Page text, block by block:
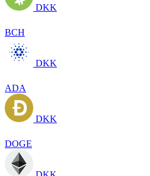
DKK
BCH
DKK
ADA
DKK
DOGE